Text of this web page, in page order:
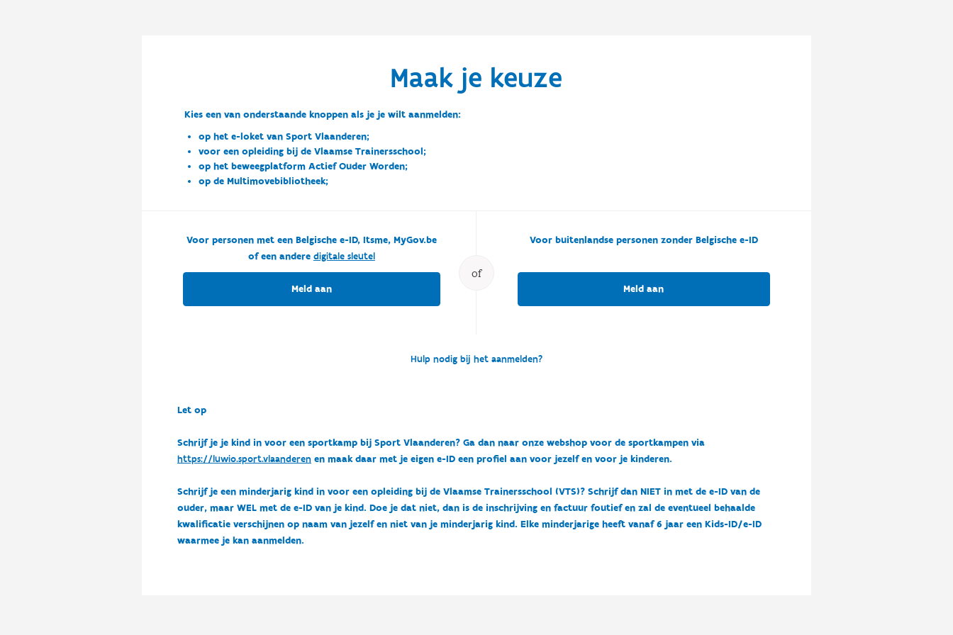
Maak je keuze
Kies een van onderstaande knoppen als je je wilt aanmelden:
op het e-loket van Sport Vlaanderen;
voor een opleiding bij de Vlaamse Trainersschool;
op het beweegplatform Actief Ouder Worden;
op de Multimovebibliotheek;
of
Voor personen met een Belgische e-ID, Itsme, MyGov.be
of een andere digitale sleutel
Meld aan
Voor buitenlandse personen zonder Belgische e-ID
Meld aan
Hulp nodig bij het aanmelden?
Let op
Schrijf je je kind in voor een sportkamp bij Sport Vlaanderen? Ga dan naar onze webshop voor de sportkampen via
https://luwio.sport.vlaanderenen maak daar met je eigen e-ID een profiel aan voor jezelf en voor je kinderen.
Schrijf je een minderjarig kind in voor een opleiding bij de Vlaamse Trainersschool (VTS)? Schrijf dan NIET in met de e-ID van de
ouder, maar WEL met de e-ID van je kind. Doe je dat niet, dan is de inschrijving en factuur foutief en zal de eventueel behaalde
kwalificatie verschijnen op naam van jezelf en niet van je minderjarig kind. Elke minderjarige heeft vanaf 6 jaar een Kids-ID/e-ID
waarmee je kan aanmelden.